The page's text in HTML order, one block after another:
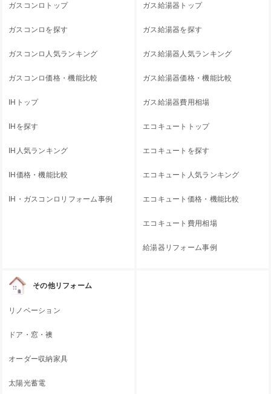
ガスコンロトップ
ガスコンロを探す
ガスコンロ人気ランキング
ガスコンロ価格・機能比較
IHトップ
IHを探す
IH人気ランキング
IH価格・機能比較
IH・ガスコンロリフォーム事例
ガス給湯器トップ
ガス給湯器を探す
ガス給湯器人気ランキング
ガス給湯器価格・機能比較
ガス給湯器費用相場
エコキュートトップ
エコキュートを探す
エコキュート人気ランキング
エコキュート価格・機能比較
エコキュート費用相場
給湯器リフォーム事例
その他リフォーム
リノベーション
ドア・窓・襖
オーダー収納家具
太陽光蓄電